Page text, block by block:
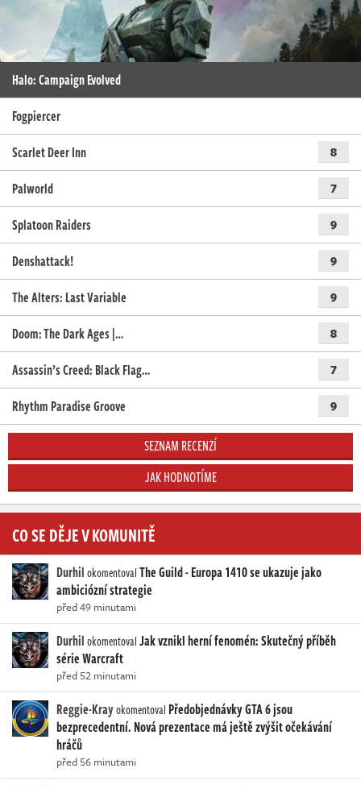
Halo: Campaign Evolved
Fogpiercer
Scarlet Deer Inn
8
Palworld 7
Splatoon Raiders 9
Denshattack! 9
The Alters: Last Variable 9
Doom: The Dark Ages |… 8
Assassin’s Creed: Black Flag… 7
Rhythm Paradise Groove 9
SEZNAM RECENZÍ
JAK HODNOTÍME
CO SE DĚJE V KOMUNITĚ
DurhilokomentovalThe Guild - Europa 1410 se ukazuje jako
ambiciózní strategie
před 49 minutami
DurhilokomentovalJak vznikl herní fenomén: Skutečný příběh
série Warcraft
před 52 minutami
Reggie-Krayokomentoval Předobjednávky GTA 6 jsou
bezprecedentní. Nová prezentace má ještě zvýšit očekávání
hráčů
před 56 minutami